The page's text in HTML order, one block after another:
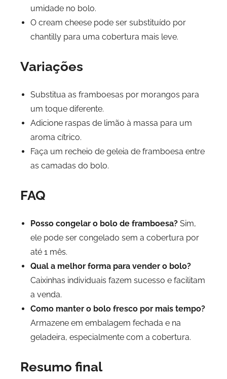
umidade no bolo.
O cream cheese pode ser substituído por
chantilly para uma cobertura mais leve.
Variações
Substitua as framboesas por morangos para
um toque diferente.
Adicione raspas de limão à massa para um
aroma cítrico.
Faça um recheio de geleia de framboesa entre
as camadas do bolo.
FAQ
Posso congelar o bolo de framboesa? Sim,
ele pode ser congelado sem a cobertura por
até 1 mês.
Qual a melhor forma para vender o bolo?
Caixinhas individuais fazem sucesso e facilitam
a venda.
Como manter o bolo fresco por mais tempo?
Armazene em embalagem fechada e na
geladeira, especialmente com a cobertura.
Resumo final